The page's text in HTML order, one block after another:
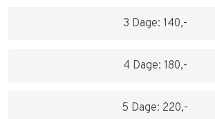
3 Dage: 140,-​
4 Dage: 180,-​
5 Dage: 220,-​